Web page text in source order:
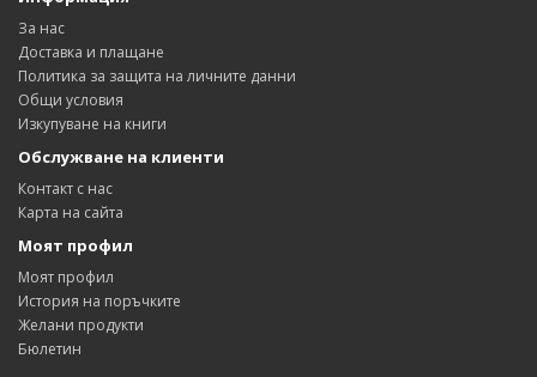
За нас
Доставка и плащане
Политика за защита на личните данни
Общи условия
Изкупуване на книги
Обслужване на клиенти
Контакт с нас
Карта на сайта
Моят профил
Моят профил
История на поръчките
Желани продукти
Бюлетин